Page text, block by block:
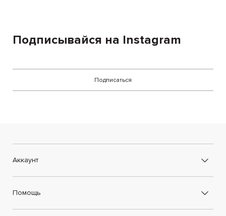
Подписывайся на Instagram
Подписаться
Аккаунт
Помощь